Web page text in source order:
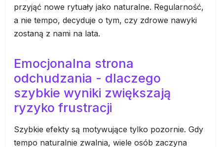
przyjąć nowe rytuały jako naturalne. Regularność,
a nie tempo, decyduje o tym, czy zdrowe nawyki
zostaną z nami na lata.
Emocjonalna strona
odchudzania - dlaczego
szybkie wyniki zwiększają
ryzyko frustracji
Szybkie efekty są motywujące tylko pozornie. Gdy
tempo naturalnie zwalnia, wiele osób zaczyna